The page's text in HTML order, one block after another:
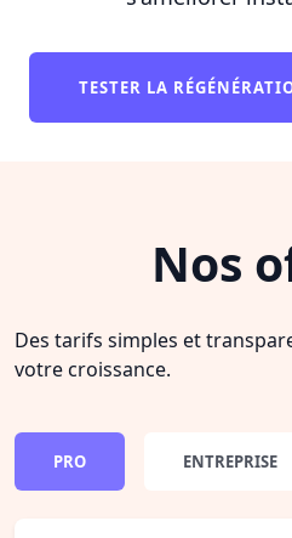
TESTER LA
Nos
Des tarifs simples et
votre croissance.
PRO ENTREPRISE